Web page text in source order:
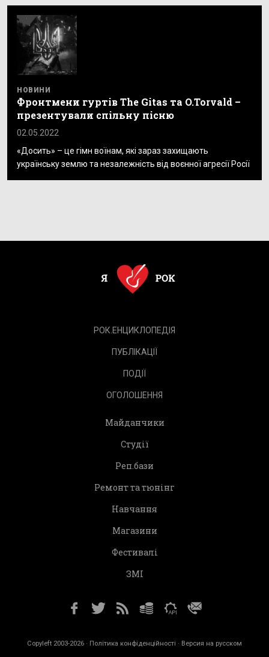
НОВИНИ
Фронтмени гуртів The Gitas та O.Torvald –
презентували спільну пісню
02.05.2022
«Досить» – це гімн воїнам, які зараз захищають
українську землю та незалежність від воєнної агресії Росії
РОК.ЕНЦИКЛОПЕДІЯ
ПУБЛІКАЦІЇ
ПОДІЇ
ОГОЛОШЕННЯ
Майданчики
Студії
Реп.бази
Ремонт та тюнінг
Навчання
Магазини
Фестивалі
ЗМІ
Copyleft 2003-2026 · Політика конфіденційності · Версия на русском